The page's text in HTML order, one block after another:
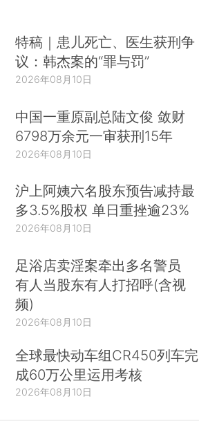
特稿｜患儿死亡、医生获刑争
议：韩杰案的“罪与罚”
2026年08月10日
中国一重原副总陆文俊 敛财
6798万余元一审获刑15年
2026年08月10日
沪上阿姨六名股东预告减持最
多3.5%股权 单日重挫逾23%
2026年08月10日
足浴店卖淫案牵出多名警员
有人当股东有人打招呼(含视
频)
2026年08月10日
全球最快动车组CR450列车完
成60万公里运用考核
2026年08月10日